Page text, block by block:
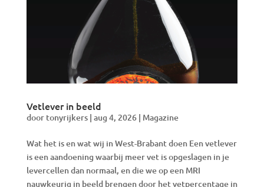
Vetlever in beeld
door tonyrijkers| aug 4, 2026| Magazine
Wat het is en wat wij in West-Brabant doen Een vetlever
is een aandoening waarbij meer vet is opgeslagen in je
levercellen dan normaal, en die we op een MRI
nauwkeurig in beeld brengen door het vetpercentage in